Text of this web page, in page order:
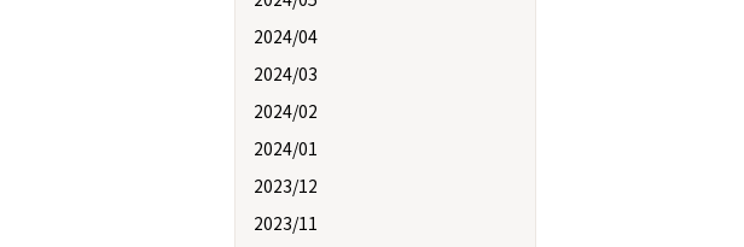
2024/04
2024/03
2024/02
2024/01
2023/12
2023/11